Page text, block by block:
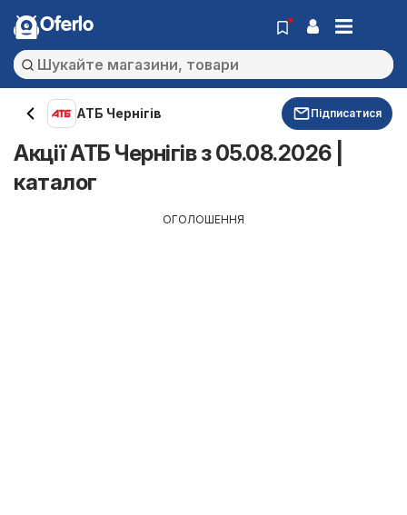
Oferlo
АТБ Чернігів Підписатися
Акції АТБ Чернігів з 05.08.2026 |
каталог
ОГОЛОШЕННЯ